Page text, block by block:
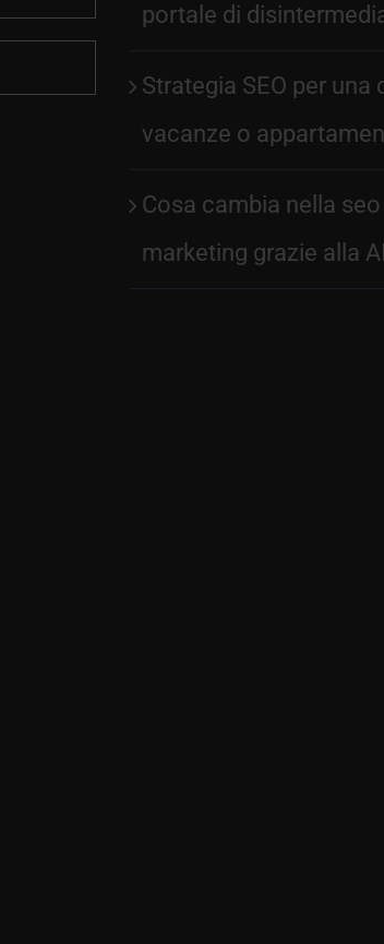
portale di
Strategia SEO per una
vacanze o
Cosa cambia nella
marketing grazie alla AI